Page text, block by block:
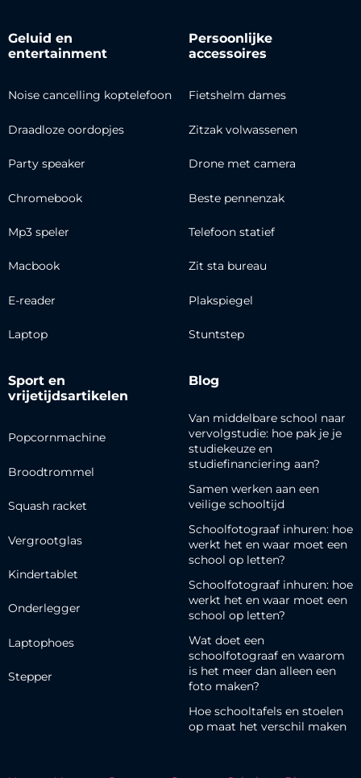
Geluid en
entertainment
Noise cancelling koptelefoon
Draadloze oordopjes
Party speaker
Chromebook
Mp3 speler
Macbook
E-reader
Laptop
Persoonlijke
accessoires
Fietshelm dames
Zitzak volwassenen
Drone met camera
Beste pennenzak
Telefoon statief
Zit sta bureau
Plakspiegel
Stuntstep
Sport en
vrijetijdsartikelen
Popcornmachine
Broodtrommel
Squash racket
Vergrootglas
Kindertablet
Onderlegger
Laptophoes
Stepper
Blog
Van middelbare school naar
vervolgstudie: hoe pak je je
studiekeuze en
studiefinanciering aan?
Samen werken aan een
veilige schooltijd
Schoolfotograaf inhuren: hoe
werkt het en waar moet een
school op letten?
Schoolfotograaf inhuren: hoe
werkt het en waar moet een
school op letten?
Wat doet een
schoolfotograaf en waarom
is het meer dan alleen een
foto maken?
Hoe schooltafels en stoelen
op maat het verschil maken